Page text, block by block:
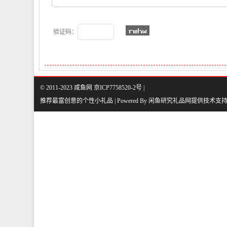
验证码：
© 2011-2023 咸鱼网 京ICP7758520-2号 |
推荐最富创意的个性小礼品 | Powered By 闲鱼研究礼品网提供技术支持